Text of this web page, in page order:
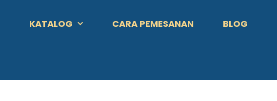
KATALOG CARA PEMESANAN BLOG